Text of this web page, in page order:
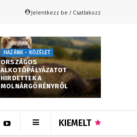
Jelentkezz be / Csatlakozz
HAZÁNK - KÖZÉLET
ORSZÁGOS
ALKOTÓPÁLYÁZATOT
HIRDETTEK A
MOLNÁRGÖRÉNYRŐL
KIEMELT